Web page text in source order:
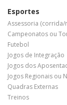
Esportes
Assessoria (corrida/
Campeonatos ou
Futebol
Jogos de Integração
Jogos dos
Jogos Regionais ou
Quadras Externas
Treinos